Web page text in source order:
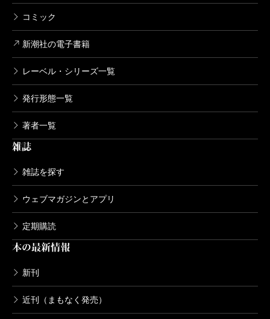
コミック
新潮社の電子書籍
レーベル・シリーズ一覧
発行形態一覧
著者一覧
雑誌
雑誌を探す
ウェブマガジンとアプリ
定期購読
本の最新情報
新刊
近刊（まもなく発売）